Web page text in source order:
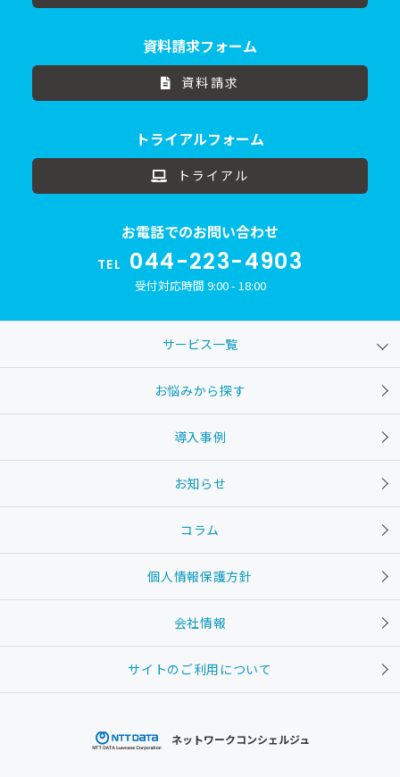
資料請求フォーム
資料請求
トライアルフォーム
トライアル
お電話でのお問い合わせ
TEL 044-223-4903
受付対応時間 9:00 - 18:00
サービス一覧
お悩みから探す
導入事例
お知らせ
コラム
個人情報保護方針
会社情報
サイトのご利用について
ネットワークコンシェルジュ